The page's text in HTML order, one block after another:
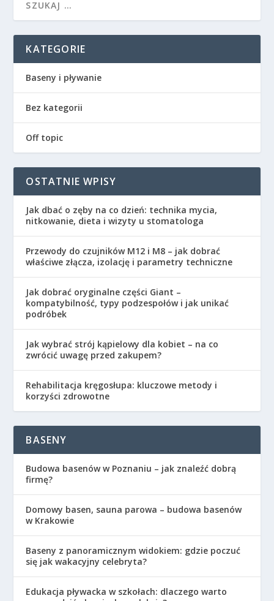
KATEGORIE
Baseny i pływanie
Bez kategorii
Off topic
OSTATNIE WPISY
Jak dbać o zęby na co dzień: technika mycia,
nitkowanie, dieta i wizyty u stomatologa
Przewody do czujników M12 i M8 – jak dobrać
właściwe złącza, izolację i parametry techniczne
Jak dobrać oryginalne części Giant –
kompatybilność, typy podzespołów i jak unikać
podróbek
Jak wybrać strój kąpielowy dla kobiet – na co
zwrócić uwagę przed zakupem?
Rehabilitacja kręgosłupa: kluczowe metody i
korzyści zdrowotne
BASENY
Budowa basenów w Poznaniu – jak znaleźć dobrą
firmę?
Domowy basen, sauna parowa – budowa basenów
w Krakowie
Baseny z panoramicznym widokiem: gdzie poczuć
się jak wakacyjny celebryta?
Edukacja pływacka w szkołach: dlaczego warto